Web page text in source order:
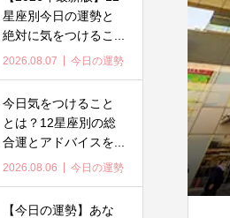
星座別今日の運勢と
絶対に気をつけるこ...
2026.08.07 今日の運勢
今日気をつけること
とは？12星座別の総
合運とアドバイスを...
2026.08.06 今日の運勢
【今日の運勢】あな